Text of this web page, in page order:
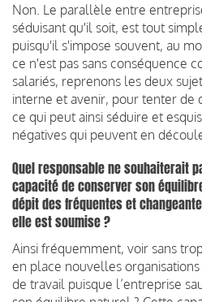
Non. Le parallèle entre
séduisant qu'il soit, est tout
puisqu'il s'impose souvent, au
ce n'est pas sans conséquence
salariés, reprenons les deux
interne et avenir, pour tenter de
ce qui peut ainsi séduire et
négatives qui peuvent en
Quel responsable ne souhaiterait
capacité de conserver son
dépit des fréquentes et
elle est soumise ?
Ainsi fréquemment, voir sans
en place nouvelles
de travail puisque l’entreprise